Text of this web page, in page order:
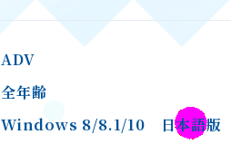
ADV
全年齢
Windows 8/8.1/10 日本語版